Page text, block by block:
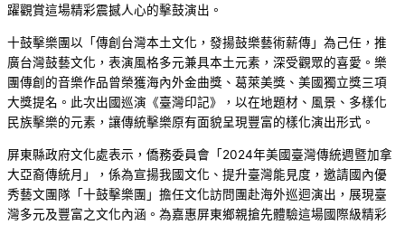
躍觀賞這場精彩震撼人心的擊鼓演出。
十鼓擊樂團以「傳創台灣本土文化，發揚鼓樂藝術薪傳」為己任，推
廣台灣鼓藝文化，表演風格多元兼具本土元素，深受觀眾的喜愛。樂
團傳創的音樂作品曾榮獲海內外金曲獎、葛萊美獎、美國獨立獎三項
大獎提名。此次出國巡演《臺灣印記》，以在地題材、風景、多樣化
民族擊樂的元素，讓傳統擊樂原有面貌呈現豐富的樣化演出形式。
屏東縣政府文化處表示，僑務委員會「2024年美國臺灣傳統週暨加拿
大亞裔傳統月」，係為宣揚我國文化、提升臺灣能見度，邀請國內優
秀藝文團隊「十鼓擊樂團」擔任文化訪問團赴海外巡迴演出，展現臺
灣多元及豐富之文化內涵。為嘉惠屏東鄉親搶先體驗這場國際級精彩